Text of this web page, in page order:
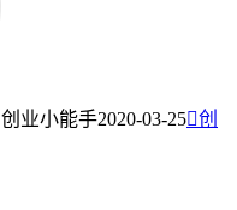
创业小能手2020-03-25创